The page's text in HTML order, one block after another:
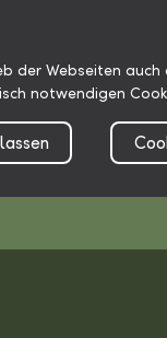
der Webseiten
notwendigen